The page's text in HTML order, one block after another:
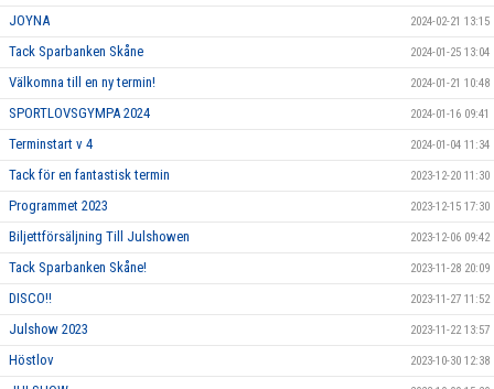
JOYNA 2024-02-21 13:15
Tack Sparbanken Skåne 2024-01-25 13:04
Välkomna till en ny termin! 2024-01-21 10:48
SPORTLOVSGYMPA 2024 2024-01-16 09:41
Terminstart v 4 2024-01-04 11:34
Tack för en fantastisk termin 2023-12-20 11:30
Programmet 2023 2023-12-15 17:30
Biljettförsäljning Till Julshowen 2023-12-06 09:42
Tack Sparbanken Skåne! 2023-11-28 20:09
DISCO!! 2023-11-27 11:52
Julshow 2023 2023-11-22 13:57
Höstlov 2023-10-30 12:38